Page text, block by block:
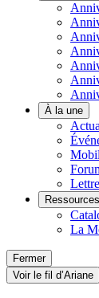
À la une
Ressources
La
Fermer
Voir le fil d’Ariane